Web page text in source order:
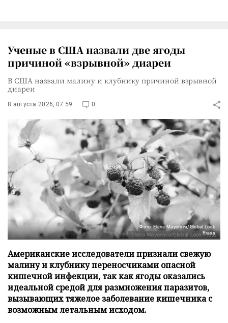
Ученые в США назвали две ягоды
причиной «взрывной» диареи
В США назвали малину и клубнику причиной взрывной
диареи
8 августа 2026, 07:59 0
Фото: Elena Mayorova/Global Look
Press
Американские исследователи признали свежую
малину и клубнику переносчиками опасной
кишечной инфекции, так как ягоды оказались
идеальной средой для размножения паразитов,
вызывающих тяжелое заболевание кишечника с
возможным летальным исходом.